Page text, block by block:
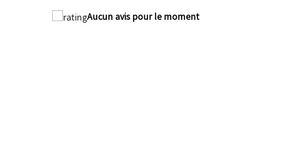
Aucun avis pour le moment